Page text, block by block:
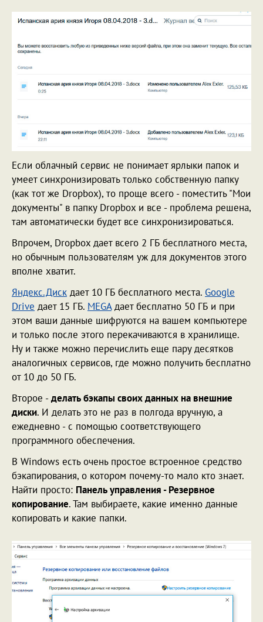
Если облачный сервис не понимает ярлыки папок и
умеет синхронизировать только собственную папку
(как тот же Dropbox), то проще всего - поместить "Мои
документы" в папку Dropbox и все - проблема решена,
там автоматически будет все синхронизироваться.
Впрочем, Dropbox дает всего 2 ГБ бесплатного места,
но обычным пользователям уж для документов этого
вполне хватит.
Яндекс.Диск дает 10 ГБ бесплатного места. Google
Drive дает 15 ГБ. MEGAдает бесплатно 50 ГБ и при
этом ваши данные шифруются на вашем компьютере
и только после этого перекачиваются в хранилище.
Ну и также можно перечислить еще пару десятков
аналогичных сервисов, где можно получить бесплатно
от 10 до 50 ГБ.
Второе -делать бэкапы своих данных на внешние
диски. И делать это не раз в полгода вручную, а
ежедневно - с помощью соответствующего
программного обеспечения.
В Windows есть очень простое встроенное средство
бэкапирования, о котором почему-то мало кто знает.
Найти просто: Панель управления - Резервное
копирование. Там выбираете, какие именно данные
копировать и какие папки.